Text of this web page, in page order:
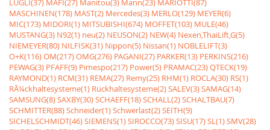
LUGLI(37) MAFI(27) Manitou(3) Mann(23) MARIOTTI(87)
MASCHINEN(178) MAST(2) Mercedes(3) MERLO(129) MEYER(6)
MIC(173) MIDORI(1) MITSUBISHI(674) MOFFET(103) MULE(46)
MUSTANG(3) N92(1) neu(2) NEUSON(2) NEW(4) Nexen,ThaiLift,G(5)
NIEMEYER(80) NILFISK(31) Nippon(5) Nissan(1) NOBLELIFT(3)
O+K(116)OM(217)OMG(276) PAGANI(27) PARKER(13) PERKINS(216)
PEWAG(3) PFAFF(9) Pimespo(217) Power(5) PRAMAC(23)QTECK(19)
RAYMOND(1) RCM(31) REMA(27) Remy(25) RHM(1) ROCLA(30) RS(1)
RÃ¼ckhaltesysteme(1) Rückhaltesysteme(2)SALEV(3)SAMAG(14)
SAMSUNG(8)SAXBY(30)SCHAEFF(18)SCHALL(2)SCHALTBAU(7)
SCHMITTER(88)Schneider(1)Schwerlast(2)SEITH(9)
SICHELSCHMIDT(46)SIEMENS(1)SIROCCO(73)SISU(17)SL(1)SMV(28)